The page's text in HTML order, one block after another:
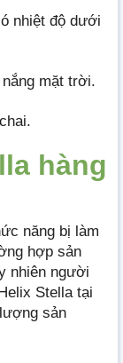
nhiệt độ dưới
mặt trời.
hàng
năng bị làm
hợp sản
nhiên người
Stella tại
sản